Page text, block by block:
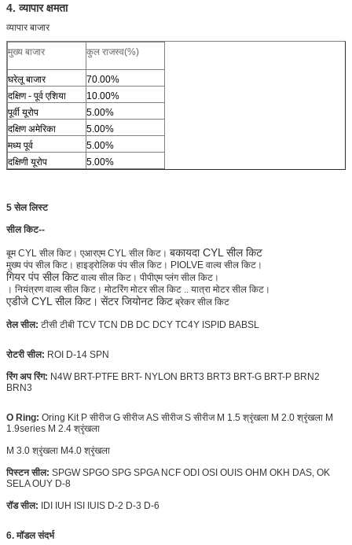
4. व्यापार क्षमता
व्यापार बाजार
मुख्य बाजार कुल राजस्व(%)
घरेलू बाजार
70.00%
दक्षिण - पूर्व एशिया
10.00%
पूर्वी यूरोप
5.00%
दक्षिण अमेरिका
5.00%
मध्य पूर्व
5.00%
दक्षिणी यूरोप
5.00%
5 सेल लिस्ट
सील किट--
बूम CYL सील किट। एआरएम CYL सील किट। बकायदा CYL सील किट
मुख्य पंप सील किट। हाइड्रोलिक पंप सील किट। PIOLVE वाल्व सील किट।
गियर पंप सील किट वाल्व सील किट। पीपीएम प्लंग सील किट।
। नियंत्रण वाल्व सील किट। मोटरिंग मोटर सील किट .. यात्रा मोटर सील किट।
एडीजे CYL सील किट। सेंटर जियोनट किट ब्रेकर सील किट
तेल सील: टीसी टीबी TCV TCN DB DC DCY TC4Y ISPID BABSL
रोटरी सील: ROI D-14 SPN
रिंग अप रिंग: N4W BRT-PTFE BRT- NYLON BRT3 BRT3 BRT-G BRT-P BRN2
BRN3
O Ring: Oring Kit P सीरीज G सीरीज AS सीरीज S सीरीज M 1.5 श्रृंखला M 2.0 श्रृंखला M
1.9series M 2.4 श्रृंखला
M 3.0 श्रृंखला M4.0 श्रृंखला
पिस्टन सील: SPGW SPGO SPG SPGA NCF ODI OSI OUIS OHM OKH DAS, OK
SELA OUY D-8
रॉड सील: IDI IUH ISI IUIS D-2 D-3 D-6
6. मॉडल संदर्भ